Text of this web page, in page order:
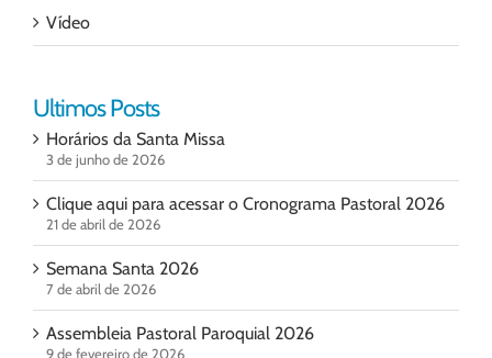
Vídeo
Ultimos Posts
Horários da Santa Missa
3 de junho de 2026
Clique aqui para acessar o Cronograma Pastoral 2026
21 de abril de 2026
Semana Santa 2026
7 de abril de 2026
Assembleia Pastoral Paroquial 2026
9 de fevereiro de 2026